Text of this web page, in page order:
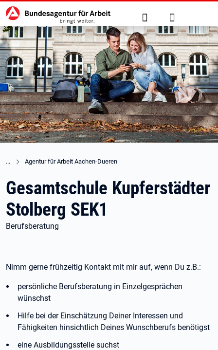
zu den Hauptinhalten springen
Hauptnavigation Suche Anmelden
Agentur für Arbeit Aachen-Dueren
Gesamtschule Kupferstädter
Stolberg SEK1
Berufsberatung
Nimm gerne frühzeitig Kontakt mit mir auf, wenn Du z.B.:
persönliche Berufsberatung in Einzelgesprächen
wünschst
Hilfe bei der Einschätzung Deiner Interessen und
Fähigkeiten hinsichtlich Deines Wunschberufs benötigst
eine Ausbildungsstelle suchst